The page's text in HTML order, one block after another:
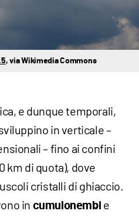
, via Wikimedia Commons
e dunque temporali,
in verticale –
– fino ai confini
km di quota), dove
cristalli di ghiaccio.
in cumulonembi e